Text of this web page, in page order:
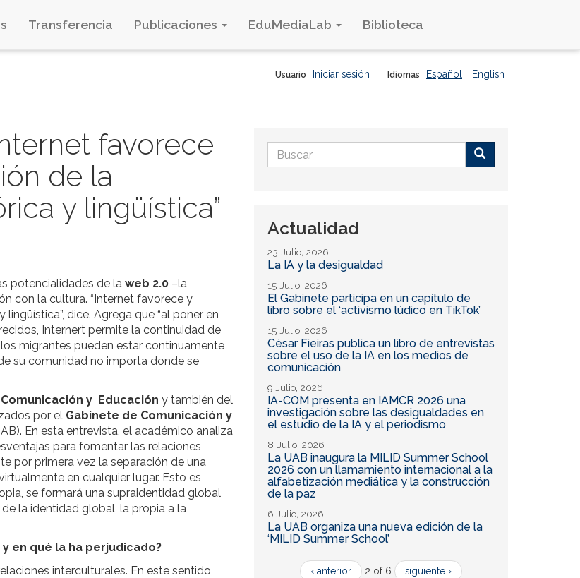
Transferencia Publicaciones EduMediaLab Biblioteca
Idiomas Español English
Usuario Iniciar sesión
favorece
de la
y lingüística”
potencialidades de la web 2.0 –la
con la cultura. “Internet favorece y
dice. Agrega que “al poner en
Internert permite la continuidad de
migrantes pueden estar continuamente
su comunidad no importa donde se
y Educación y también del
por el Gabinete de Comunicación y
En esta entrevista, el académico analiza
para fomentar las relaciones
por primera vez la separación de una
en cualquier lugar. Esto es
se formará una supraidentidad global
la identidad global, la propia a la
en qué la ha perjudicado?
interculturales. En este sentido,
Formulario
de
Actualidad
23 Julio, 2026
La IA y la desigualdad
15 Julio, 2026
El Gabinete participa en un capítulo de
libro sobre el ‘activismo lúdico en TikTok’
15 Julio, 2026
César Fieiras publica un libro de entrevistas
sobre el uso de la IA en los medios de
comunicación
9 Julio, 2026
IA-COM presenta en IAMCR 2026 una
investigación sobre las desigualdades en
el estudio de la IA y el periodismo
8 Julio, 2026
La UAB inaugura la MILID Summer School
2026 con un llamamiento internacional a la
alfabetización mediática y la construcción
de la paz
6 Julio, 2026
La UAB organiza una nueva edición de la
‘MILID Summer School’
‹ anterior 2 of 6 siguiente ›